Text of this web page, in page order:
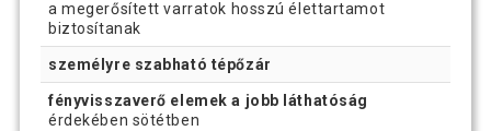
a megerősített varratok hosszú élettartamot
biztosítanak
személyre szabható tépőzár
fényvisszaverő elemek a jobb láthatóság
érdekében sötétben